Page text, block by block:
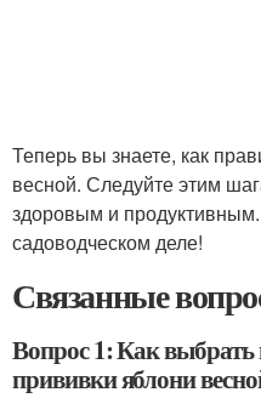
Теперь вы знаете, как
весной. Следуйте этим
здоровым и
садоводческом деле!
Связанные
Вопрос 1: Как выбрать
прививки яблони